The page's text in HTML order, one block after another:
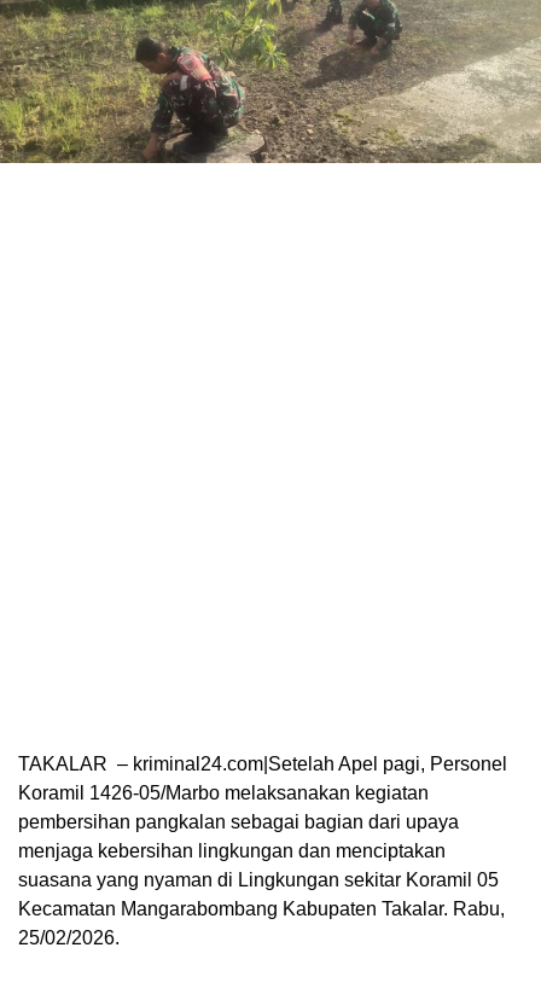
TAKALAR – kriminal24.com|Setelah Apel pagi, Personel
Koramil 1426-05/Marbo melaksanakan kegiatan
pembersihan pangkalan sebagai bagian dari upaya
menjaga kebersihan lingkungan dan menciptakan
suasana yang nyaman di Lingkungan sekitar Koramil 05
Kecamatan Mangarabombang Kabupaten Takalar. Rabu,
25/02/2026.